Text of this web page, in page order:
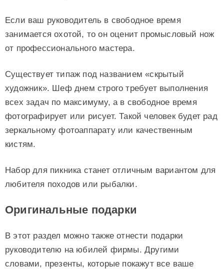
Если ваш руководитель в свободное время
занимается охотой, то он оценит промысловый нож
от профессионального мастера.
Существует типаж под названием «скрытый
художник». Шеф днем строго требует выполнения
всех задач по максимуму, а в свободное время
фотографирует или рисует. Такой человек будет рад
зеркальному фотоаппарату или качественным
кистям.
Набор для пикника станет отличным вариантом для
любителя походов или рыбалки.
Оригинальные подарки
В этот раздел можно также отнести подарки
руководителю на юбилей фирмы. Другими
словами, презенты, которые покажут все ваше